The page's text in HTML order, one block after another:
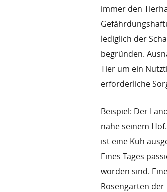
immer den
lediglich der
begründen.
Tier um ein
erforderliche
Beispiel: Der
nahe seinem
ist eine Kuh
Eines Tages
worden sind.
Rosengarten der